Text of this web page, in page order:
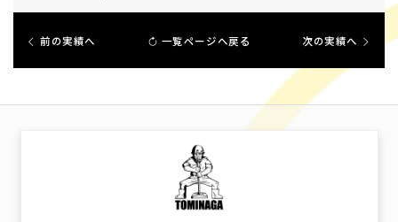
前の実績へ 一覧ページへ戻る 次の実績へ